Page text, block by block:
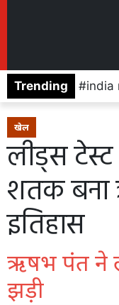
Trending india
खेल
लीड्स टेस्ट
शतक बना
इतिहास
ऋषभ पंत ने
झड़ी